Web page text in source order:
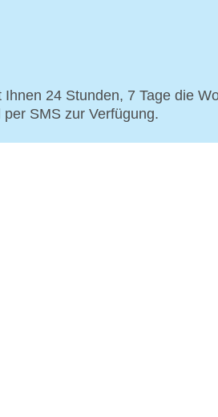
24 Stunden, 7 Tage die
SMS zur Verfügung.